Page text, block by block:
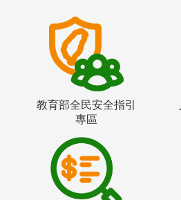
教育部全民安全指引
專區